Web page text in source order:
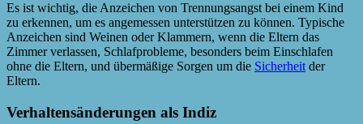
Es ist wichtig, die Anzeichen von Trennungsangst bei einem Kind
zu erkennen, um es angemessen unterstützen zu können. Typische
Anzeichen sind Weinen oder Klammern, wenn die Eltern das
Zimmer verlassen, Schlafprobleme, besonders beim Einschlafen
ohne die Eltern, und übermäßige Sorgen um die Sicherheit der
Eltern.
Verhaltensänderungen als Indiz